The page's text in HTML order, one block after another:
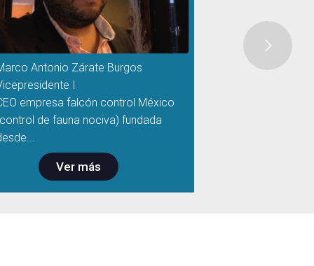
Antonio Zárate Burgos
I
empresa falcón control México
de fauna nociva) fundada
Ver más